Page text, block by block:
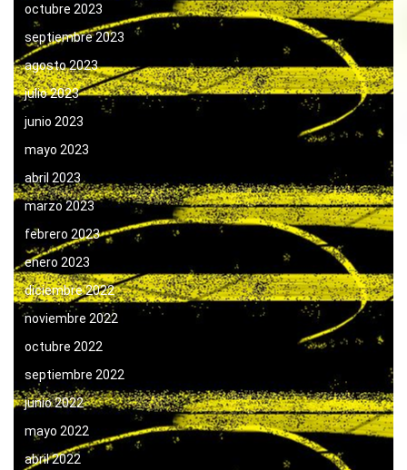
octubre 2023
septiembre 2023
agosto 2023
julio 2023
junio 2023
mayo 2023
abril 2023
marzo 2023
febrero 2023
enero 2023
diciembre 2022
noviembre 2022
octubre 2022
septiembre 2022
junio 2022
mayo 2022
abril 2022